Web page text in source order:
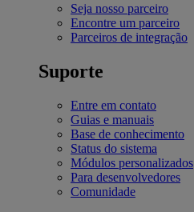
Seja nosso parceiro
Encontre um parceiro
Parceiros de integração
Suporte
Entre em contato
Guias e manuais
Base de conhecimento
Status do sistema
Módulos personalizados
Para desenvolvedores
Comunidade